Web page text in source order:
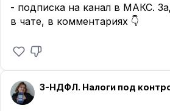
- подписка на канал в МАКС.
в чате, в комментариях 👇